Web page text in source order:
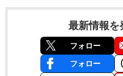
最新情報を
フォロー
フォロー